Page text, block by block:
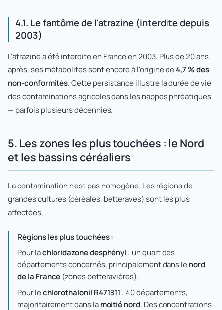
4.1. Le fantôme de l'atrazine (interdite depuis
2003)
L'atrazine a été interdite en France en 2003. Plus de 20 ans
après, ses métabolites sont encore à l'origine de4,7 % des
non-conformités. Cette persistance illustre la durée de vie
des contaminations agricoles dans les nappes phréatiques
— parfois plusieurs décennies.
5. Les zones les plus touchées : le Nord
et les bassins céréaliers
La contamination n'est pas homogène. Les régions de
grandes cultures (céréales, betteraves) sont les plus
affectées.
Régions les plus touchées :
Pour lachloridazone desphényl : un quart des
départements concernés, principalement dans lenord
de la France (zones betteravières).
Pour lechlorothalonil R471811 : 40 départements,
majoritairement dans lamoitié nord. Des concentrations